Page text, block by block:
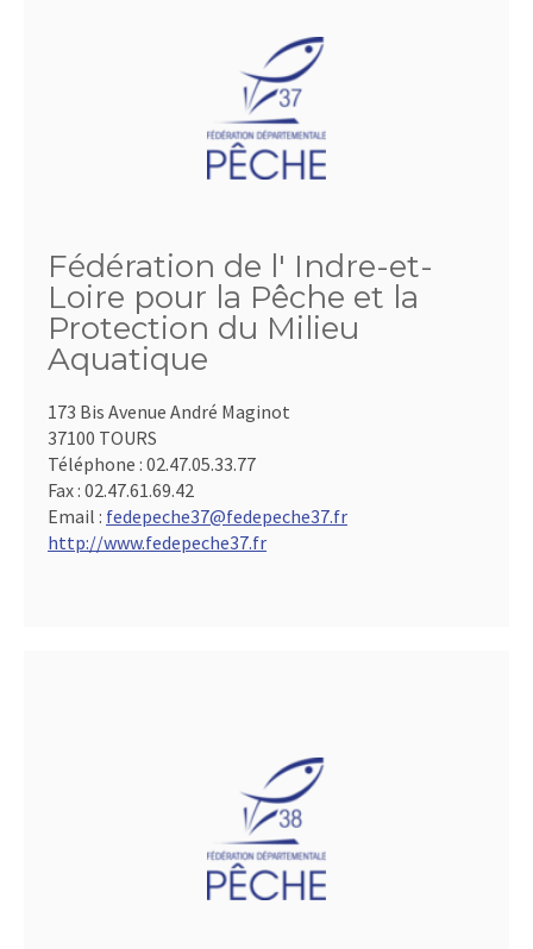
Fédération de l' Indre-et-
Loire pour la Pêche et la
Protection du Milieu
Aquatique
173 Bis Avenue André Maginot
37100 TOURS
Téléphone : 02.47.05.33.77
Fax : 02.47.61.69.42
Email : fedepeche37@fedepeche37.fr
http://www.fedepeche37.fr